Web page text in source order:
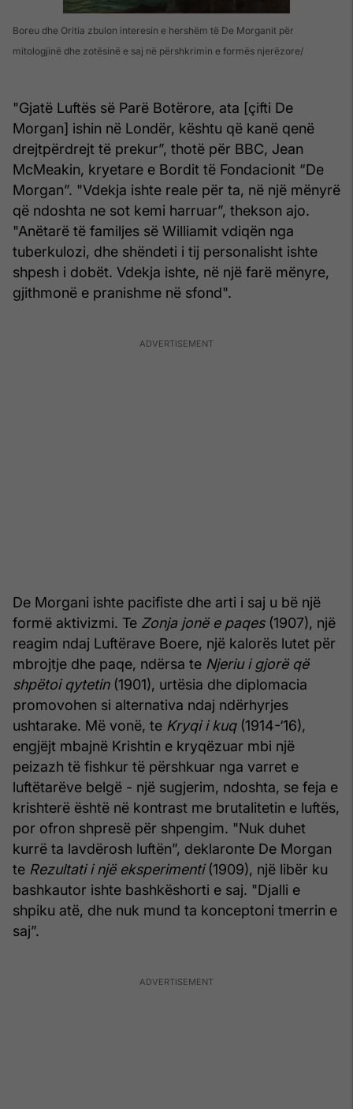
Boreu dhe Oritia zbulon interesin e hershëm të De Morganit për
mitologjinë dhe zotësinë e saj në përshkrimin e formës njerëzore
"Gjatë Luftës së Parë Botërore, ata [çifti De
Morgan] ishin në Londër, kështu që kanë qenë
drejtpërdrejt të prekur”, thotë për BBC, Jean
McMeakin, kryetare e Bordit të Fondacionit “De
Morgan”. "Vdekja ishte reale për ta, në një mënyrë
që ndoshta ne sot kemi harruar”, thekson ajo.
"Anëtarë të familjes së Williamit vdiqën nga
tuberkulozi, dhe shëndeti i tij personalisht ishte
shpesh i dobët. Vdekja ishte, në një farë mënyre,
gjithmonë e pranishme në sfond".
De Morgani ishte pacifiste dhe arti i saj u bë një
formë aktivizmi. Te Zonja jonë e paqes(1907), një
reagim ndaj Luftërave Boere, një kalorës lutet për
mbrojtje dhe paqe, ndërsa te Njeriu i gjorë që
shpëtoi qytetin(1901), urtësia dhe diplomacia
promovohen si alternativa ndaj ndërhyrjes
ushtarake. Më vonë, te Kryqi i kuq(1914-‘16),
engjëjt mbajnë Krishtin e kryqëzuar mbi një
peizazh të fishkur të përshkuar nga varret e
luftëtarëve belgë - një sugjerim, ndoshta, se feja e
krishterë është në kontrast me brutalitetin e luftës,
por ofron shpresë për shpengim. "Nuk duhet
kurrë ta lavdërosh luftën”, deklaronte De Morgan
te Rezultati i një eksperimenti(1909), një libër ku
bashkautor ishte bashkëshorti e saj. "Djalli e
shpiku atë, dhe nuk mund ta konceptoni tmerrin e
saj”.